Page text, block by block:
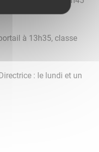
à 13h35, classe
: le lundi et un